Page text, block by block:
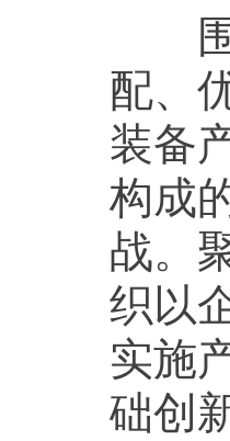
围
配、
装备
构成
战。
织以
实施
础创